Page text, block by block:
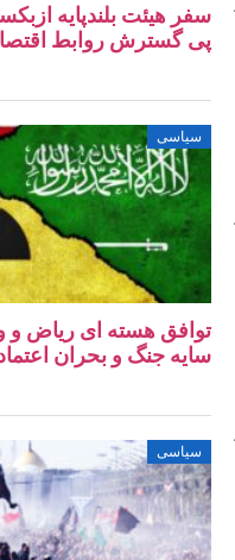
سفر هیئت بلندپایه
پی گسترش روابط
سیاسی
توافق هسته‌ ای ریاض و
سایه جنگ و بحران
سیاسی